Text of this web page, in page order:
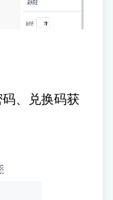
、兑换码获